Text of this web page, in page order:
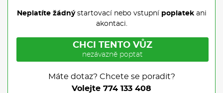
Neplatíte žádnýstartovací nebo vstupní poplatekani
akontaci.
CHCI TENTO VŮZ
nezávazně poptat
Máte dotaz? Chcete se poradit?
Volejte 774 133 408